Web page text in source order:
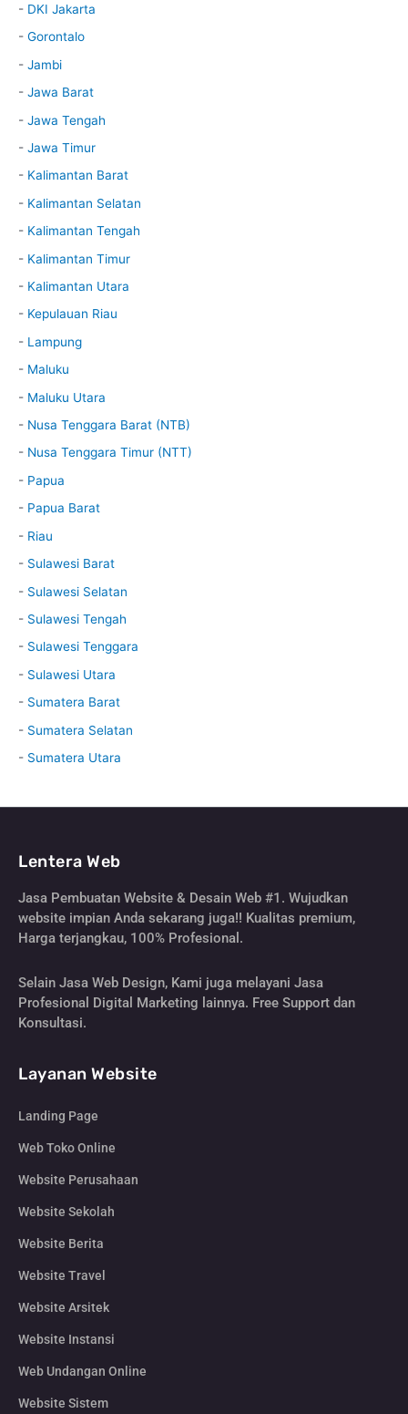
- DKI Jakarta
- Gorontalo
- Jambi
- Jawa Barat
- Jawa Tengah
- Jawa Timur
- Kalimantan Barat
- Kalimantan Selatan
- Kalimantan Tengah
- Kalimantan Timur
- Kalimantan Utara
- Kepulauan Riau
- Lampung
- Maluku
- Maluku Utara
- Nusa Tenggara Barat (NTB)
- Nusa Tenggara Timur (NTT)
- Papua
- Papua Barat
- Riau
- Sulawesi Barat
- Sulawesi Selatan
- Sulawesi Tengah
- Sulawesi Tenggara
- Sulawesi Utara
- Sumatera Barat
- Sumatera Selatan
- Sumatera Utara
Lentera Web
Jasa Pembuatan Website & Desain Web #1. Wujudkan
website impian Anda sekarang juga!! Kualitas premium,
Harga terjangkau, 100% Profesional.
Selain Jasa Web Design, Kami juga melayani Jasa
Profesional Digital Marketing lainnya. Free Support dan
Konsultasi.
Layanan Website
Landing Page
Web Toko Online
Website Perusahaan
Website Sekolah
Website Berita
Website Travel
Website Arsitek
Website Instansi
Web Undangan Online
Website Sistem